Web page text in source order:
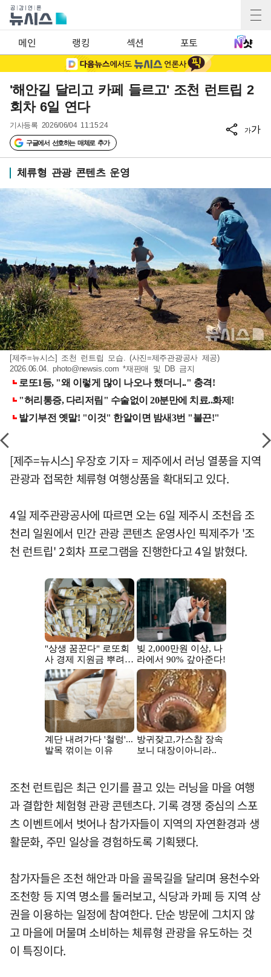
메인 랭킹 섹션 포토
'해안길 달리고 카페 들르고' 조천 런트립 2
회차 6일 연다
기사등록 2026/06/04 11:15:24
구글에서 선호하는 매체로 추가
가가
체류형 관광 콘텐츠 운영
[제주=뉴시스] 조천 런트립 모습. (사진=제주관광공사 제공)
2026.06.04.photo@newsis.com *재판매 및 DB 금지
[제주=뉴시스] 우장호 기자 = 제주에서 러닝 열풍을 지역
관광과 접목한 체류형 여행상품을 확대되고 있다.
4일 제주관광공사에 따르면 오는 6일 제주시 조천읍 조
천리 일원에서 민간 관광 콘텐츠 운영사인 픽제주가 '조
천 런트립' 2회차 프로그램을 진행한다고 4일 밝혔다.
조천 런트립은 최근 인기를 끌고 있는 러닝을 마을 여행
과 결합한 체험형 관광 콘텐츠다. 기록 경쟁 중심의 스포
츠 이벤트에서 벗어나 참가자들이 지역의 자연환경과 생
활문화, 주민 일상을 경험하도록 기획됐다.
참가자들은 조천 해안과 마을 골목길을 달리며 용천수와
조천항 등 지역 명소를 둘러보고, 식당과 카페 등 지역 상
권을 이용하는 일정에 참여한다. 단순 방문에 그치지 않
고 마을에 머물며 소비하는 체류형 관광을 유도하는 것
이 특징이다.